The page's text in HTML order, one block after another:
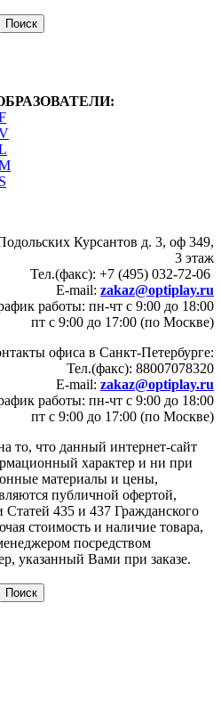
Поиск
Курсантов д. 3, оф 349,
3 этаж
Тел.(факс): +7 (495) 032-72-06
E-mail: zakaz@optiplay.ru
работы: пн-чт с 9:00 до 18:00
пт с 9:00 до 17:00 (по Москве)
офиса в Санкт-Петербурге:
Тел.(факс): 88007078320
E-mail: zakaz@optiplay.ru
работы: пн-чт с 9:00 до 18:00
пт с 9:00 до 17:00 (по Москве)
то, что данный интернет-сайт
характер и ни при
материалы и цены,
публичной офертой,
435 и 437 Гражданского
стоимость и наличие товара,
посредством
указанный Вами при заказе.
Поиск